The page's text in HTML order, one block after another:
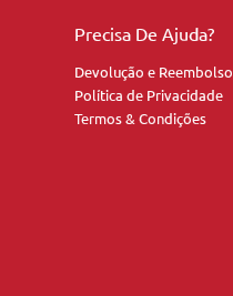
Precisa De Ajuda?
Devolução e Reembolso
Política de Privacidade
Termos & Condições